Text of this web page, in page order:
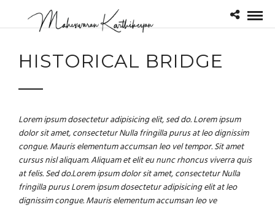
HISTORICAL BRIDGE
Lorem ipsum dosectetur adipisicing elit, sed do. Lorem ipsum
dolor sit amet, consectetur Nulla fringilla purus at leo dignissim
congue. Mauris elementum accumsan leo vel tempor. Sit amet
cursus nisl aliquam. Aliquam et elit eu nunc rhoncus viverra quis
at felis. Sed do.Lorem ipsum dolor sit amet, consectetur Nulla
fringilla purus Lorem ipsum dosectetur adipisicing elit at leo
dignissim congue. Mauris elementum accumsan leo ve